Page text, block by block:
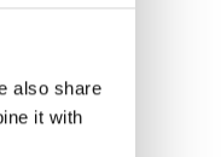
also share
it with